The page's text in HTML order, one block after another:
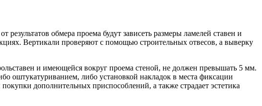
обмера проема будут зависеть размеры ламелей ставен и
Вертикали проверяют с помощью строительных отвесов, а выверку
и имеющейся вокруг проема стеной, не должен превышать 5 мм.
оштукатуриванием, либо установкой накладок в места фиксации
дополнительных приспособлений, а также страдает эстетика